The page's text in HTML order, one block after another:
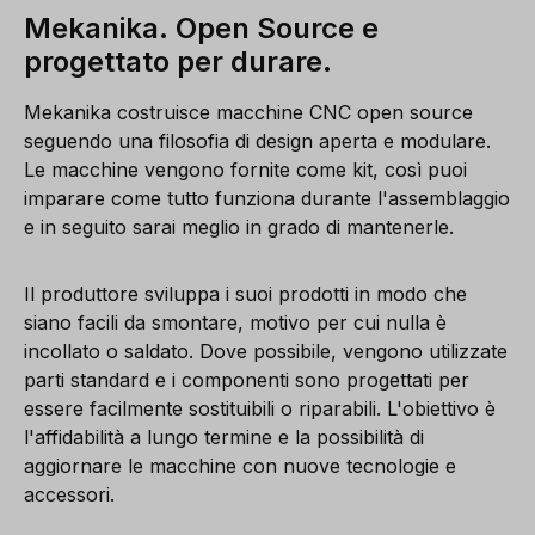
Mekanika. Open Source e
progettato per durare.
Mekanika costruisce macchine CNC open source
seguendo una filosofia di design aperta e modulare.
Le macchine vengono fornite come kit, così puoi
imparare come tutto funziona durante l'assemblaggio
e in seguito sarai meglio in grado di mantenerle.
Il produttore sviluppa i suoi prodotti in modo che
siano facili da smontare, motivo per cui nulla è
incollato o saldato. Dove possibile, vengono utilizzate
parti standard e i componenti sono progettati per
essere facilmente sostituibili o riparabili. L'obiettivo è
l'affidabilità a lungo termine e la possibilità di
aggiornare le macchine con nuove tecnologie e
accessori.